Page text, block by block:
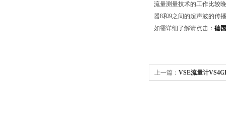
流量测量技术的工作比较
器8和9之间的超声波的传
如需详细了解请点击： 德
上一篇： VSE流量计